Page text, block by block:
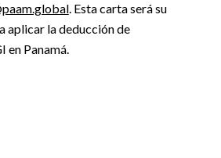
. Esta carta será su
aplicar la deducción de
en Panamá.